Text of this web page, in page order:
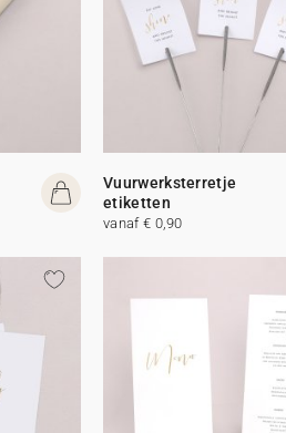
Vuurwerksterretje
etiketten
vanaf € 0,90